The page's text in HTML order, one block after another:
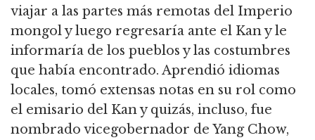
viajar a las partes más remotas del Imperio
mongol y luego regresaría ante el Kan y le
informaría de los pueblos y las costumbres
que había encontrado. Aprendió idiomas
locales, tomó extensas notas en su rol como
el emisario del Kan y quizás, incluso, fue
nombrado vicegobernador de Yang Chow,